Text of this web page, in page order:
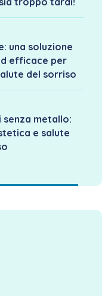
una soluzione
efficace per
del sorriso
senza metallo:
e salute